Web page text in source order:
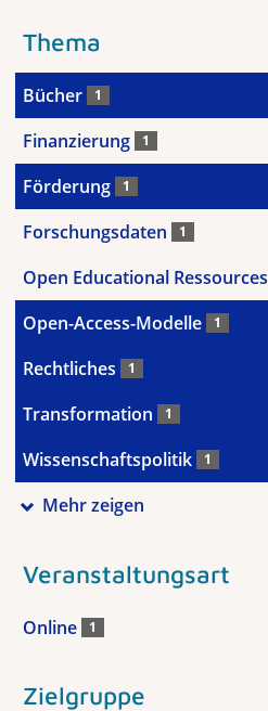
Thema
Bücher 1
Finanzierung 1
Förderung 1
Forschungsdaten 1
Open Educational Ressources
Open-Access-Modelle 1
Rechtliches 1
Transformation 1
Wissenschaftspolitik 1
Mehr zeigen
Veranstaltungsart
Online 1
Zielgruppe